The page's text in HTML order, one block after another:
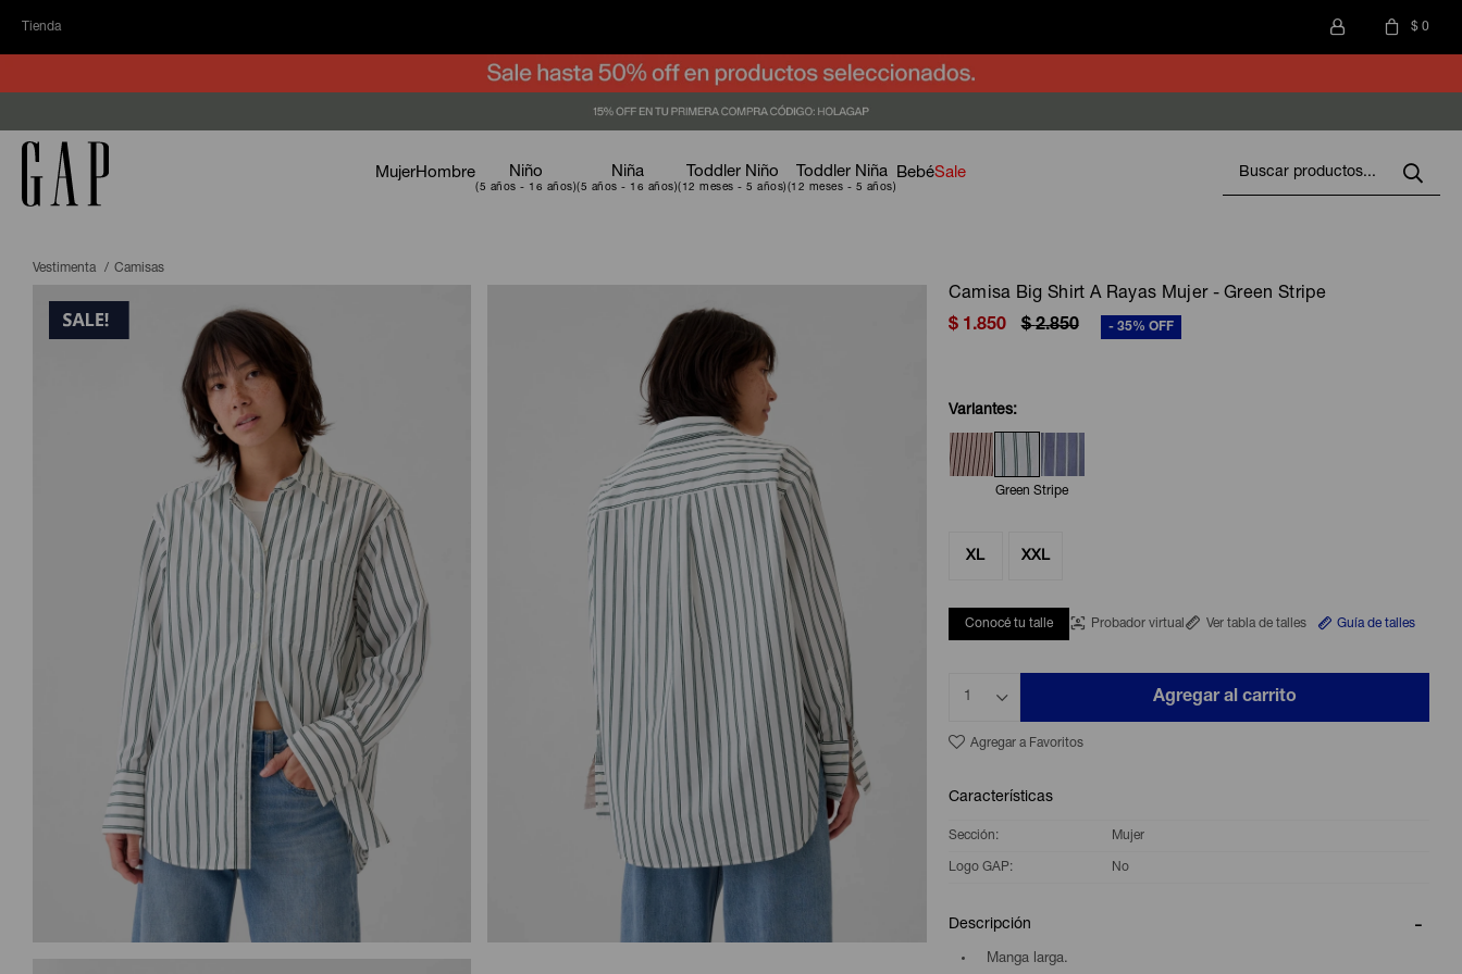
Tienda $ 0
MujerHombre Niño Niña Toddler Niño Toddler Niña BebéSale
Vestimenta Camisas
Camisa Big Shirt A Rayas Mujer - Green Stripe
$ 1.850 $ 2.850 35
Variantes:
Green Stripe
XL XXL
Conocé tu talle Probador virtual Ver tabla de talles Guía de talles
1 Agregar al carrito
Características
Sección Mujer
Logo GAP No
Descripción
Manga larga.